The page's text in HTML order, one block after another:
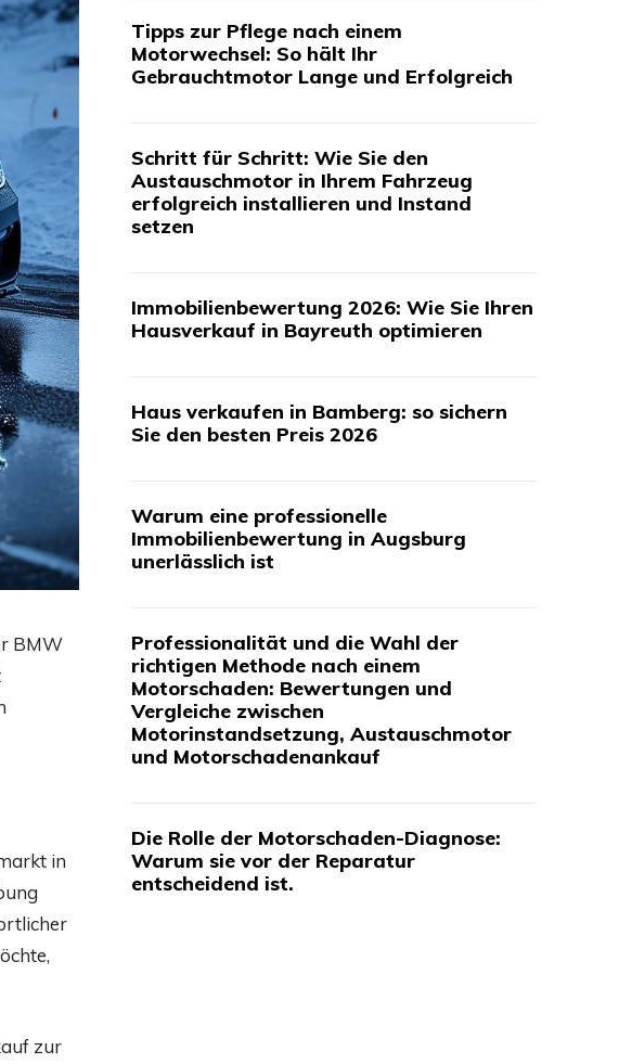
BMW
in
zur
Tipps zur Pflege nach einem
Motorwechsel: So hält Ihr
Gebrauchtmotor Lange und Erfolgreich
Schritt für Schritt: Wie Sie den
Austauschmotor in Ihrem Fahrzeug
erfolgreich installieren und Instand
setzen
Immobilienbewertung 2026: Wie Sie Ihren
Hausverkauf in Bayreuth optimieren
Haus verkaufen in Bamberg: so sichern
Sie den besten Preis 2026
Warum eine professionelle
Immobilienbewertung in Augsburg
unerlässlich ist
Professionalität und die Wahl der
richtigen Methode nach einem
Motorschaden: Bewertungen und
Vergleiche zwischen
Motorinstandsetzung, Austauschmotor
und Motorschadenankauf
Die Rolle der Motorschaden-Diagnose:
Warum sie vor der Reparatur
entscheidend ist.